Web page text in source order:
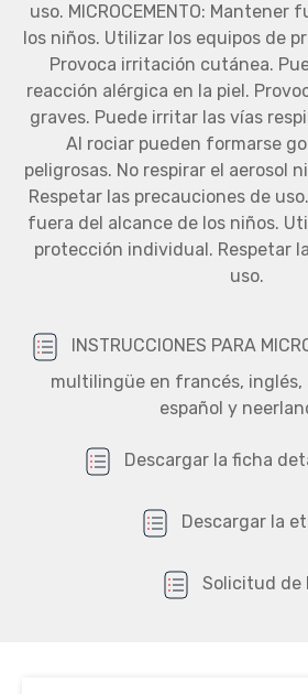
uso. MICROCEMENTO: Mantener
los niños. Utilizar los equipos de
Provoca irritación cutánea.
reacción alérgica en la piel.
graves. Puede irritar las vías
Al rociar pueden formarse
peligrosas. No respirar el aerosol
Respetar las precauciones de
fuera del alcance de los niños.
protección individual. Respetar
uso.
INSTRUCCIONES PARA
multilingüe en francés, inglés,
español y
Descargar la ficha
Descargar la
Solicitud de